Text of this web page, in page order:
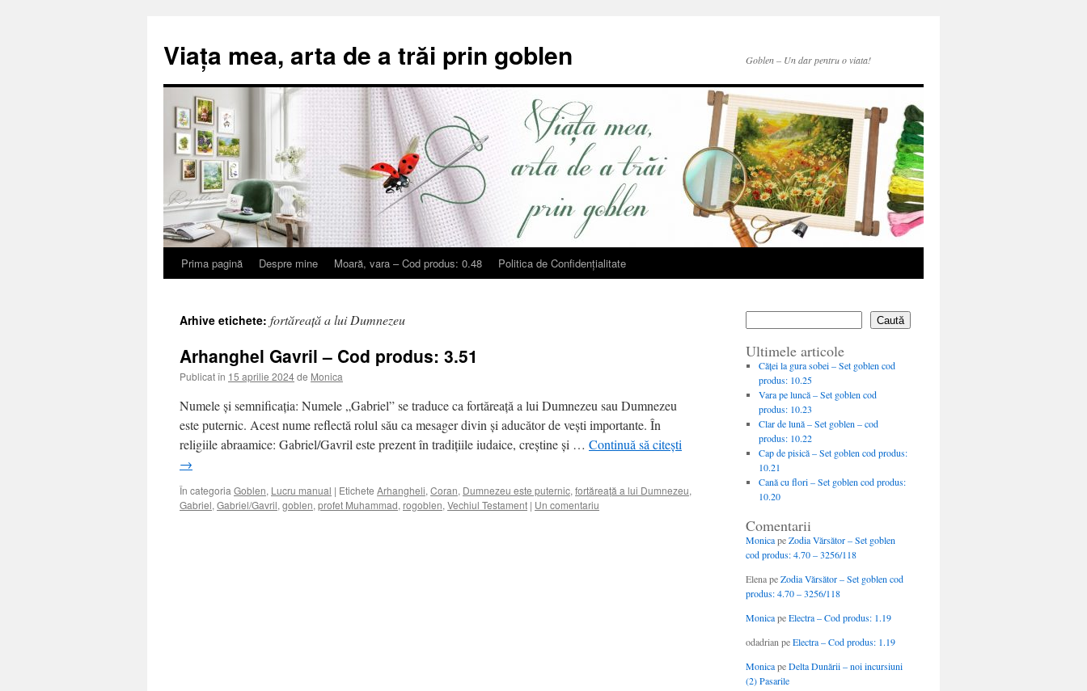
Viața mea, arta de a trăi prin goblen Goblen – Un dar pentru o viata!
Sari
conținut
Prima pagină Despre mine Moară, vara – Cod produs: 0.48 Politica de Confidențialitate
Arhive etichete: fortăreață a lui Dumnezeu
Arhanghel Gavril – Cod produs: 3.51
Publicat în 15 aprilie 2024de Monica
Numele și semnificația: Numele „Gabriel” se traduce ca fortăreață a lui Dumnezeu sau Dumnezeu
este puternic. Acest nume reflectă rolul său ca mesager divin și aducător de vești importante. În
religiile abraamice: Gabriel/Gavril este prezent în tradițiile iudaice, creștine și … Continuă să citești
→
În categoria Goblen, Lucru manual | Etichete Arhangheli, Coran, Dumnezeu este puternic, fortăreață a lui Dumnezeu,
Gabriel, Gabriel/Gavril, goblen, profet Muhammad, rogoblen, Vechiul Testament | Un comentariu
Caută
Ultimele articole
Căţei la gura sobei – Set goblen cod
produs: 10.25
Vara pe luncă – Set goblen cod
produs: 10.23
Clar de lună – Set goblen – cod
produs: 10.22
Cap de pisică – Set goblen cod produs:
10.21
Cană cu flori – Set goblen cod produs:
10.20
Comentarii
MonicapeZodia Vărsător – Set goblen
cod produs: 4.70 – 3256/118
ElenapeZodia Vărsător – Set goblen cod
produs: 4.70 – 3256/118
MonicapeElectra – Cod produs: 1.19
odadrian peElectra – Cod produs: 1.19
MonicapeDelta Dunării – noi incursiuni
(2) Pasarile